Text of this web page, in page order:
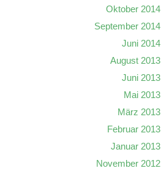
Oktober 2014
September 2014
Juni 2014
August 2013
Juni 2013
Mai 2013
März 2013
Februar 2013
Januar 2013
November 2012